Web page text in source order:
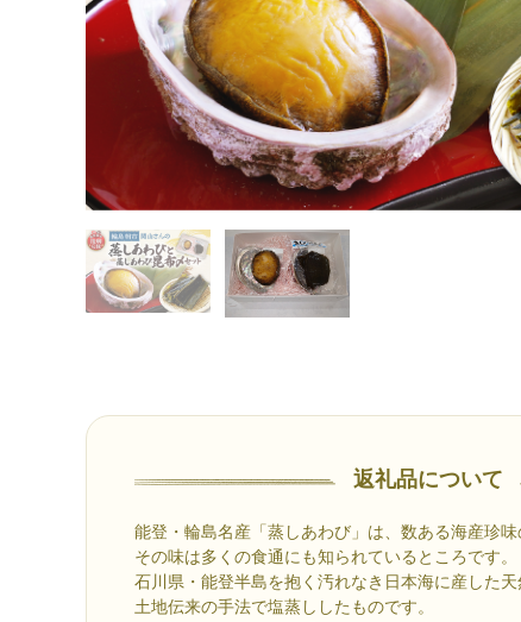
返礼品について
能登・輪島名産「蒸しあわび」は、数ある海産珍味
その味は多くの食通にも知られているところです。
石川県・能登半島を抱く汚れなき日本海に産した天
土地伝来の手法で塩蒸ししたものです。